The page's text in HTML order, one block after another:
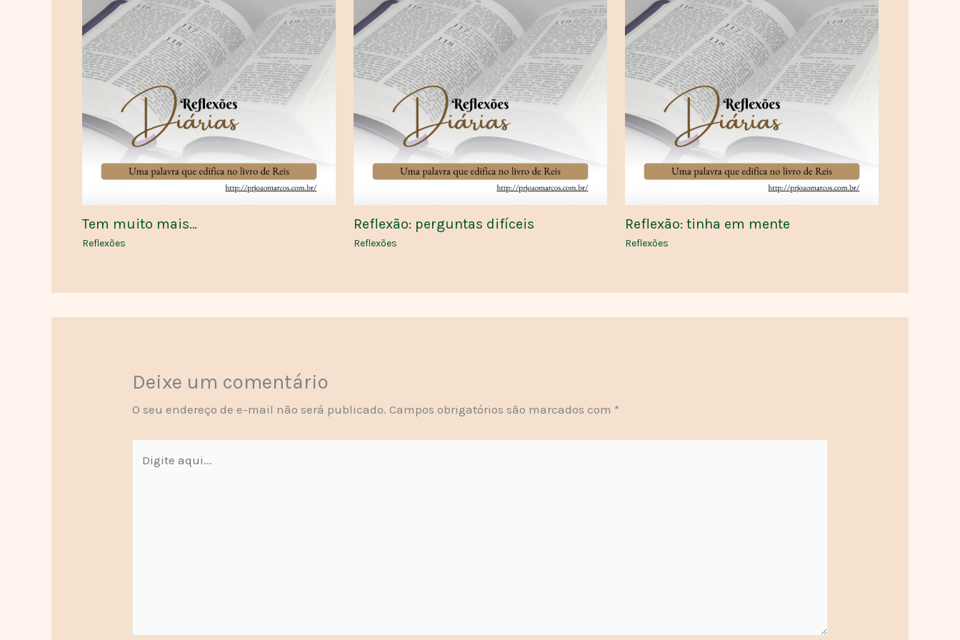
Tem muito mais…
Reflexões
Reflexão: perguntas difíceis
Reflexões
Reflexão: tinha em mente
Reflexões
Deixe um comentário
O seu endereço de e-mail não será publicado. Campos obrigatórios são marcados com *
aqui...